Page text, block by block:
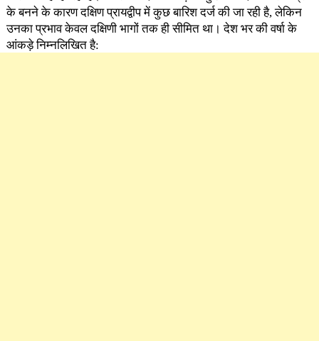
के बनने के कारण दक्षिण प्रायद्वीप में कुछ बारिश दर्ज की जा रही है, लेकिन
उनका प्रभाव केवल दक्षिणी भागों तक ही सीमित था। देश भर की वर्षा के
आंकड़े निम्नलिखित है: